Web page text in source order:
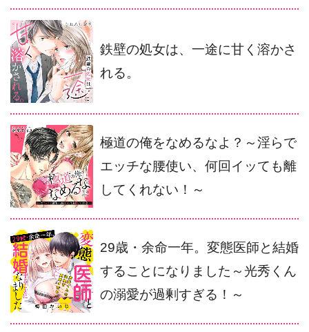
鉄壁の処女は、一途に甘く溶かさ
れる。
極道の俺をなめるなよ？～淫らで
エッチな腰使い、何回イッても離
してくれない！～
29歳・余命一年。変態医師と結婚
することになりました～光秀くん
の溺愛が過剰すぎる！～